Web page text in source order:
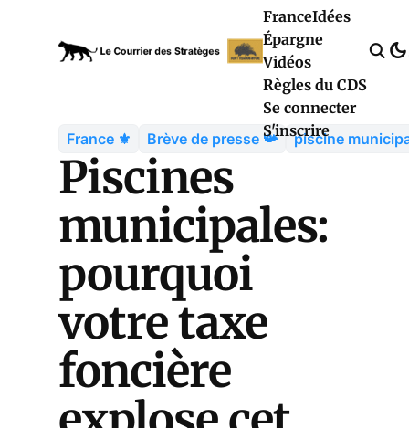
FranceIdées
Épargne
Vidéos
Règles du CDS
Se connecter
S'inscrire
France ⚜️ Brève de presse 📯 piscine
Piscines
municipales:
pourquoi
votre taxe
foncière